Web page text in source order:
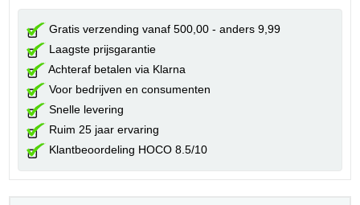
Gratis verzending vanaf 500,00 - anders 9,99
Laagste prijsgarantie
Achteraf betalen via Klarna
Voor bedrijven en consumenten
Snelle levering
Ruim 25 jaar ervaring
Klantbeoordeling HOCO 8.5/10